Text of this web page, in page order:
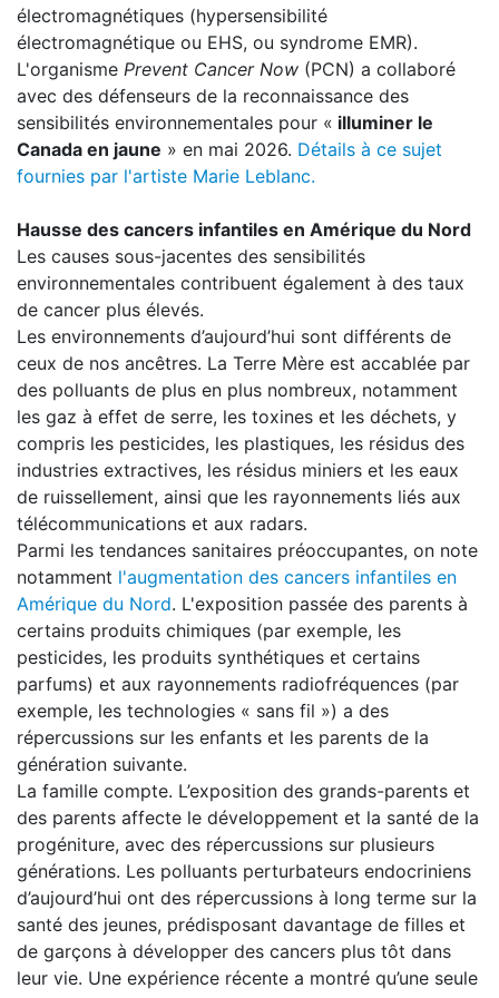
électromagnétiques (hypersensibilité
électromagnétique ou EHS, ou syndrome EMR).
L'organisme Prevent Cancer Now (PCN) a collaboré
avec des défenseurs de la reconnaissance des
sensibilités environnementales pour « illuminer le
Canada en jaune » en mai 2026. Détails à ce sujet
fournies par l'artiste Marie Leblanc.
Hausse des cancers infantiles en Amérique du Nord
Les causes sous-jacentes des sensibilités
environnementales contribuent également à des taux
de cancer plus élevés.
Les environnements d’aujourd’hui sont différents de
ceux de nos ancêtres. La Terre Mère est accablée par
des polluants de plus en plus nombreux, notamment
les gaz à effet de serre, les toxines et les déchets, y
compris les pesticides, les plastiques, les résidus des
industries extractives, les résidus miniers et les eaux
de ruissellement, ainsi que les rayonnements liés aux
télécommunications et aux radars.
Parmi les tendances sanitaires préoccupantes, on note
notamment l'augmentation des cancers infantiles en
Amérique du Nord. L'exposition passée des parents à
certains produits chimiques (par exemple, les
pesticides, les produits synthétiques et certains
parfums) et aux rayonnements radiofréquences (par
exemple, les technologies « sans fil ») a des
répercussions sur les enfants et les parents de la
génération suivante.
La famille compte. L’exposition des grands-parents et
des parents affecte le développement et la santé de la
progéniture, avec des répercussions sur plusieurs
générations. Les polluants perturbateurs endocriniens
d’aujourd’hui ont des répercussions à long terme sur la
santé des jeunes, prédisposant davantage de filles et
de garçons à développer des cancers plus tôt dans
leur vie. Une expérience récente a montré qu’une seule